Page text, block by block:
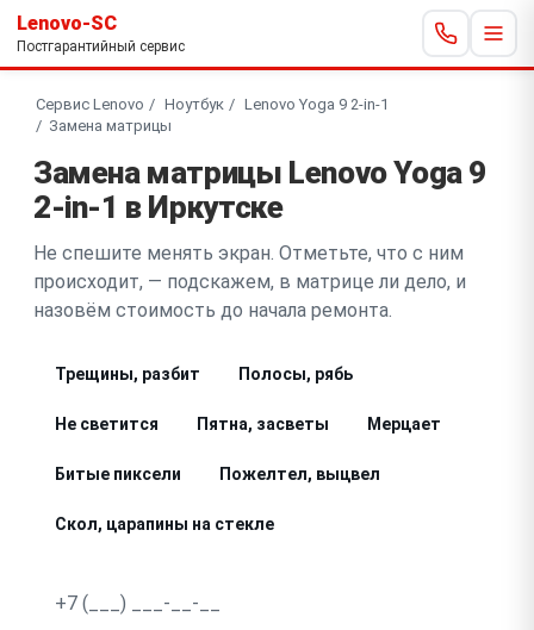
Lenovo-SC
Постгарантийный сервис
Сервис Lenovo Ноутбук
Lenovo Yoga 9 2-in-1
Замена матрицы
Замена матрицы Lenovo Yoga 9
2-in-1 в Иркутске
Не спешите менять экран. Отметьте, что с ним
происходит, — подскажем, в матрице ли дело, и
назовём стоимость до начала ремонта.
Трещины, разбит Полосы, рябь
Не светится Пятна, засветы Мерцает
Битые пиксели Пожелтел, выцвел
Скол, царапины на стекле